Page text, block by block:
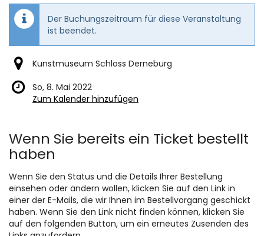
Der Buchungszeitraum für diese Veranstaltung
ist beendet.
Kunstmuseum Schloss Derneburg
So, 8. Mai 2022
Zum Kalender hinzufügen
Wenn Sie bereits ein Ticket bestellt
haben
Wenn Sie den Status und die Details Ihrer Bestellung
einsehen oder ändern wollen, klicken Sie auf den Link in
einer der E-Mails, die wir Ihnen im Bestellvorgang geschickt
haben. Wenn Sie den Link nicht finden können, klicken Sie
auf den folgenden Button, um ein erneutes Zusenden des